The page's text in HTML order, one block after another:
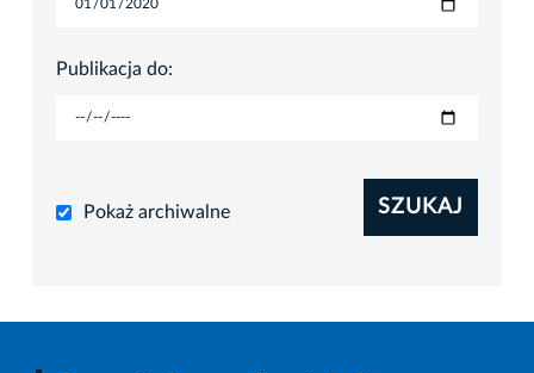
Publikacja do:
Pokaż archiwalne SZUKAJ